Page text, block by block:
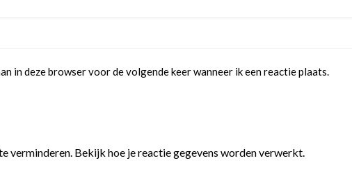
in deze browser voor de volgende keer wanneer ik een reactie plaats.
verminderen. Bekijk hoe je reactie gegevens worden verwerkt.